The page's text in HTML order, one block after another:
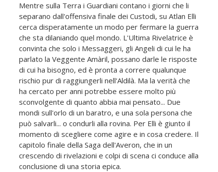
Mentre sulla Terra i Guardiani contano i giorni che li
separano dall'offensiva finale dei Custodi, su Atlan Elli
cerca disperatamente un modo per fermare la guerra
che sta dilaniando quel mondo. L'Ultima Rivelatrice è
convinta che solo i Messaggeri, gli Angeli di cui le ha
parlato la Veggente Amàril, possano darle le risposte
di cui ha bisogno, ed è pronta a correre qualunque
rischio pur di raggiungerli nell'Aldilà. Ma la verità che
ha cercato per anni potrebbe essere molto più
sconvolgente di quanto abbia mai pensato... Due
mondi sull'orlo di un baratro, e una sola persona che
può salvarli... o condurli alla rovina. Per Elli è giunto il
momento di scegliere come agire e in cosa credere. Il
capitolo finale della Saga dell'Averon, che in un
crescendo di rivelazioni e colpi di scena ci conduce alla
conclusione di una storia epica.